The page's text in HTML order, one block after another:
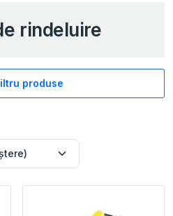
rindeluire
produse